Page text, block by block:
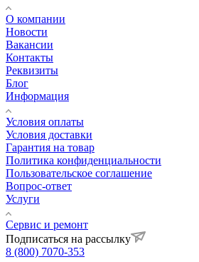
О компании
Новости
Вакансии
Контакты
Реквизиты
Блог
Информация
Условия оплаты
Условия доставки
Гарантия на товар
Политика конфиденциальности
Пользовательское соглашение
Вопрос-ответ
Услуги
Сервис и ремонт
Подписаться на рассылку
8 (800) 7070-353